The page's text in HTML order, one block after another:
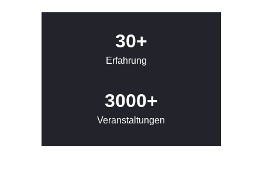
30+
3000+
Veranstaltungen
Erfahrung